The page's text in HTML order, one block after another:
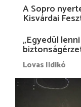
A Sopro
Kisvárdai
„Egyedül
más nélkül is
Lovas Ildikó